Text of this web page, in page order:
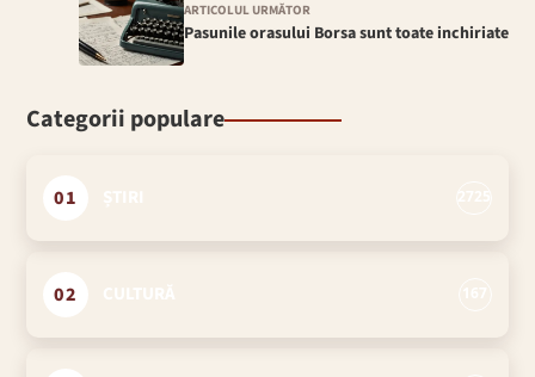
ARTICOLUL URMĂTOR
Pasunile orasului Borsa sunt toate inchiriate
Categorii populare
01
02